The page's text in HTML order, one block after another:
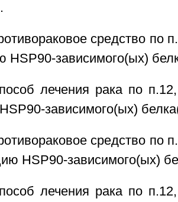
средство по
HSP90-зависимого(ых)
лечения рака по
зависимого(ых)
средство по
HSP90-зависимого(ых)
лечения рака по